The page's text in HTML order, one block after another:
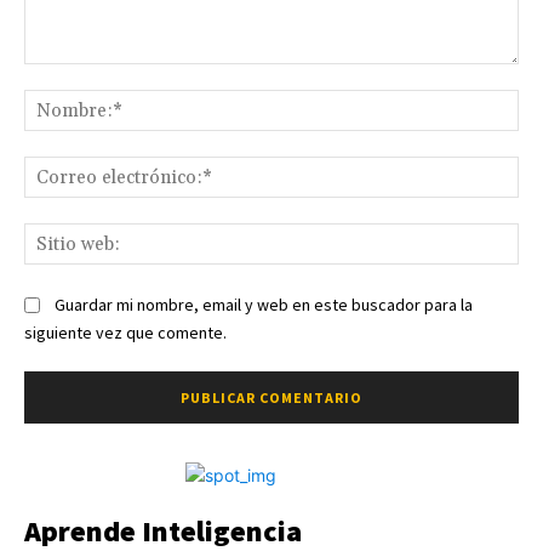
Guardar mi nombre, email y web en este buscador para la
siguiente vez que comente.
Aprende Inteligencia